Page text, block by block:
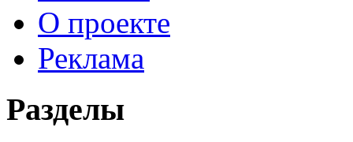
О проекте
Реклама
Разделы